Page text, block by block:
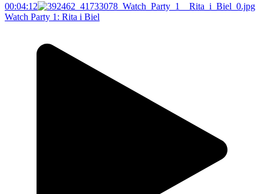
00:04:12
Watch Party 1: Rita i Biel